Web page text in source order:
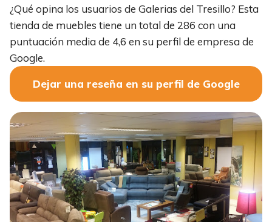
¿Qué opina los usuarios de Galerias del Tresillo? Esta
tienda de muebles tiene un total de 286 con una
puntuación media de 4,6 en su perfil de empresa de
Google.
Dejar una reseña en su perfil de Google